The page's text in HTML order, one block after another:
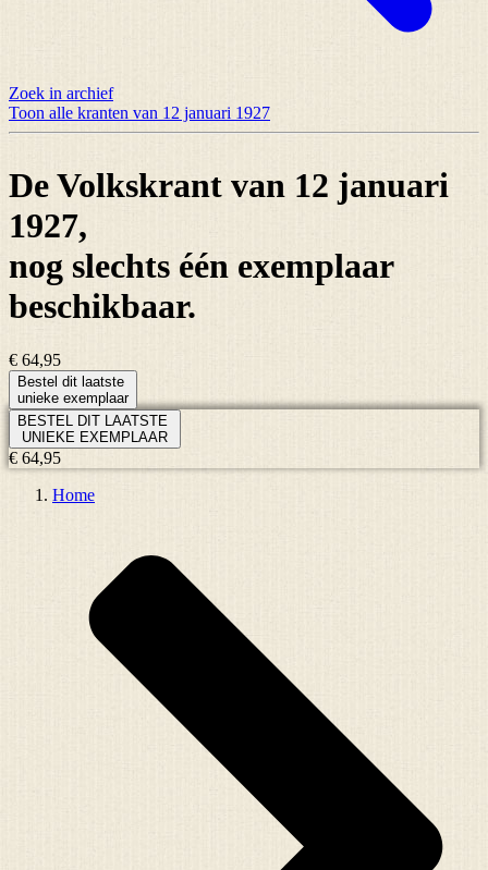
Zoek in archief
Toon alle kranten van 12 januari 1927
De Volkskrant van 12 januari
1927,
nog slechts één exemplaar
beschikbaar.
€ 64,95
Bestel dit laatste
unieke exemplaar
BESTEL DIT LAATSTE
UNIEKE EXEMPLAAR
€ 64,95
Home